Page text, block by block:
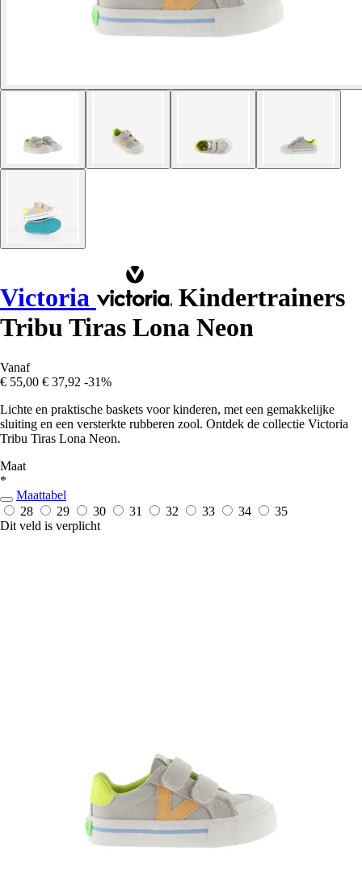
Victoria
Kindertrainers
Tribu Tiras Lona Neon
Vanaf
€ 55,00 € 37,92 -31%
Lichte en praktische baskets voor kinderen, met een gemakkelijke
sluiting en een versterkte rubberen zool. Ontdek de collectie Victoria
Tribu Tiras Lona Neon.
Maat
*
Maattabel
28
29 30 31 32 33 34
35
Dit veld is verplicht